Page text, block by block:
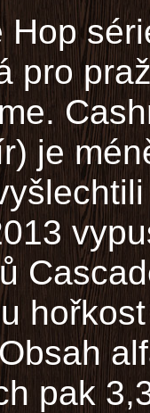
Hop
pro
je
pak